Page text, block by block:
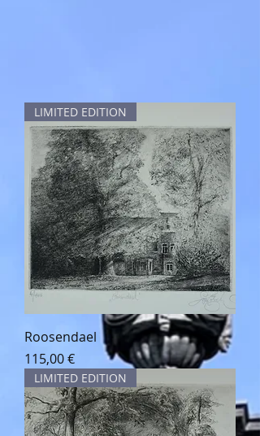
LIMITED EDITION
Roosendael
Preis
115,00 €
LIMITED EDITION